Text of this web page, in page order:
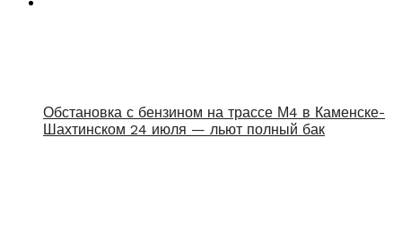
Обстановка с бензином на трассе М4 в Каменске-
Шахтинском 24 июля — льют полный бак